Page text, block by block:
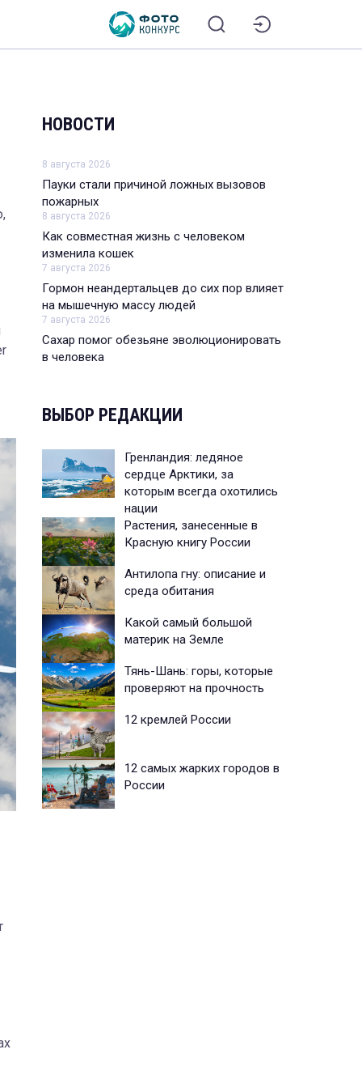
НОВОСТИ
8 августа 2026
Пауки стали причиной ложных вызовов
пожарных
8 августа 2026
Как совместная жизнь с человеком
изменила кошек
7 августа 2026
Гормон неандертальцев до сих пор влияет
на мышечную массу людей
7 августа 2026
Сахар помог обезьяне эволюционировать
в человека
ВЫБОР РЕДАКЦИИ
Гренландия: ледяное
сердце Арктики, за
которым всегда охотились
нации
Растения, занесенные в
Красную книгу России
Антилопа гну: описание и
среда обитания
Какой самый большой
материк на Земле
Тянь-Шань: горы, которые
проверяют на прочность
12 кремлей России
12 самых жарких городов в
России